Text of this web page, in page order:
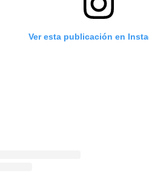
Ver esta publicación en